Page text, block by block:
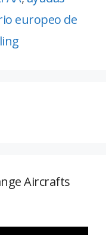
europeo de
Aircrafts